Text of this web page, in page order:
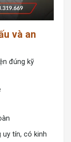
và an
đúng kỹ
uy tín, có kinh